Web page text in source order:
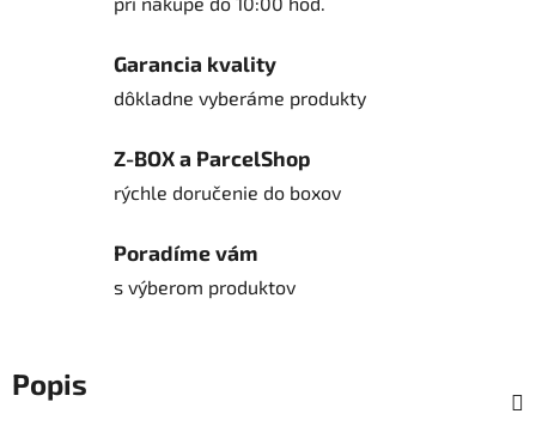
Garancia kvality
dôkladne vyberáme produkty
Z-BOX a ParcelShop
rýchle doručenie do boxov
Poradíme vám
s výberom produktov
Popis